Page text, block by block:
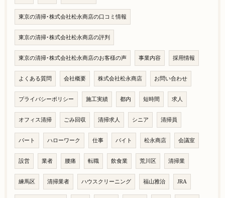
東京の清掃･株式会社松永商店の口コミ情報
東京の清掃･株式会社松永商店の評判
東京の清掃･株式会社松永商店のお客様の声 事業内容 採用情報
よくある質問 会社概要 株式会社松永商店 お問い合わせ
プライバシーポリシー 施工実績 都内 短時間 求人
オフィス清掃 ごみ回収 清掃求人 シニア 清掃員
パート ハローワーク 仕事 バイト 松永商店 会議室
設営 業者 腰痛 転職 飲食業 荒川区 清掃業
練馬区 清掃業者 ハウスクリーニング 福山雅治 JRA